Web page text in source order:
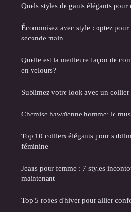
Quels styles de gants élégants
Économisez avec style : optez pour
seconde main
Quelle est la meilleure façon de
en velours?
Sublimez votre look avec un collier
Chemise hawaïenne homme: le
Top 10 colliers élégants pour
féminine
Jeans pour femme : 7 styles
maintenant
Top 5 robes d'hiver pour allier